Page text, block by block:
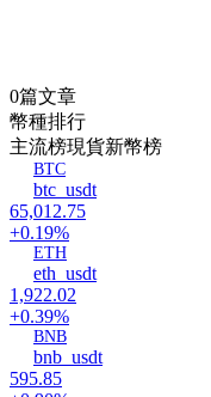
0篇文章
幣種排行
主流榜現貨新幣榜
BTC
btc_usdt
65,012.75
+0.19%
ETH
eth_usdt
1,922.02
+0.39%
BNB
bnb_usdt
595.85